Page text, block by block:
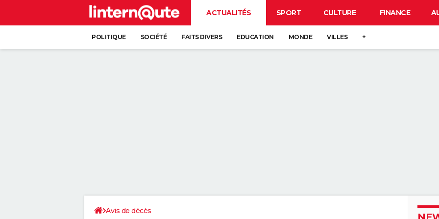
ACTUALITÉS SPORT CULTURE FINANCE
POLITIQUE SOCIÉTÉ FAITS DIVERS EDUCATION MONDE VILLES +
Avis de décès